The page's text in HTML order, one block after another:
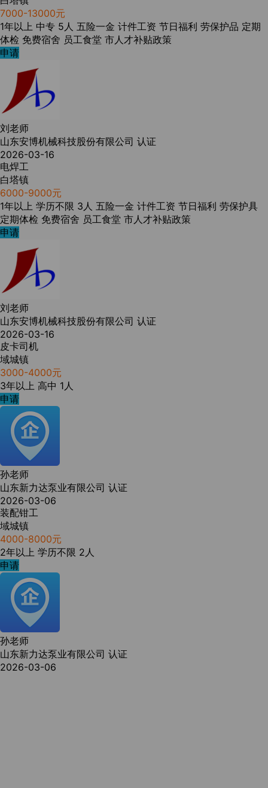
7000-13000元
1年以上 中专 5人 五险一金 计件工资 节日福利 劳保护品 定期
体检 免费宿舍 员工食堂 市人才补贴政策
申请
刘老师
山东安博机械科技股份有限公司 认证
2026-03-16
电焊工
白塔镇
6000-9000元
1年以上 学历不限 3人 五险一金 计件工资 节日福利 劳保护具
定期体检 免费宿舍 员工食堂 市人才补贴政策
申请
刘老师
山东安博机械科技股份有限公司 认证
2026-03-16
皮卡司机
域城镇
3000-4000元
3年以上 高中 1人
申请
孙老师
山东新力达泵业有限公司 认证
2026-03-06
装配钳工
域城镇
4000-8000元
2年以上 学历不限 2人
申请
孙老师
山东新力达泵业有限公司 认证
2026-03-06